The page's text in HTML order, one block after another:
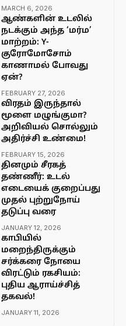
MARCH 6, 2026
ஆண்களின் உடலில்
நடக்கும் அந்த ‘மர்ம’
மாற்றம்: Y-
குரோமோசோம்
காணாமல் போவது
ஏன்?
FEBRUARY 27, 2026
விரதம் இருந்தால்
மூளை மழுங்குமா?
அறிவியல் சொல்லும்
அதிர்ச்சி உண்மை!
FEBRUARY 15, 2026
தினமும் சீரகத்
தண்ணீர்: உடல்
எடையைக் குறைப்பது
முதல் புற்றுநோய்
தடுப்பு வரை
JANUARY 12, 2026
காபியில்
மறைந்திருக்கும்
சர்க்கரை நோயை
விரட்டும் ரகசியம்:
புதிய ஆராய்ச்சித்
தகவல்!
JANUARY 11, 2026